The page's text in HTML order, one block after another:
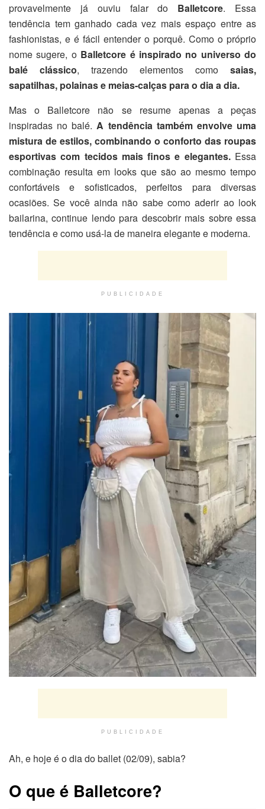
provavelmente já ouviu falar do Balletcore. Essa
tendência tem ganhado cada vez mais espaço entre as
fashionistas, e é fácil entender o porquê. Como o próprio
nome sugere, o Balletcore é inspirado no universo do
balé clássico, trazendo elementos como saias,
sapatilhas, polainas e meias-calças para o dia a dia.
Mas o Balletcore não se resume apenas a peças
inspiradas no balé.A tendência também envolve uma
mistura de estilos, combinando o conforto das roupas
esportivas com tecidos mais finos e elegantes.Essa
combinação resulta em looks que são ao mesmo tempo
confortáveis e sofisticados, perfeitos para diversas
ocasiões. Se você ainda não sabe como aderir ao look
bailarina, continue lendo para descobrir mais sobre essa
tendência e como usá-la de maneira elegante e moderna.
PUBLICIDADE
PUBLICIDADE
Ah, e hoje é o dia do ballet (02/09), sabia?
O que é Balletcore?